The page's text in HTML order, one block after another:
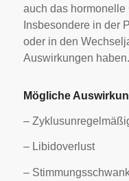
auch das
Insbesondere in der
oder in den
Auswirkungen haben.
Mögliche
–
– Libidoverlust
–